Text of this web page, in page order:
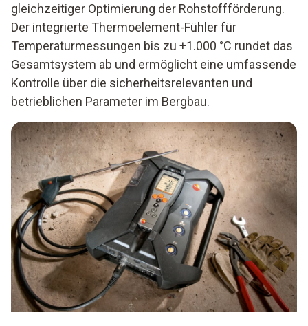
gleichzeitiger Optimierung der Rohstoffförderung.
Der integrierte Thermoelement-Fühler für
Temperaturmessungen bis zu +1.000 °C rundet das
Gesamtsystem ab und ermöglicht eine umfassende
Kontrolle über die sicherheitsrelevanten und
betrieblichen Parameter im Bergbau.